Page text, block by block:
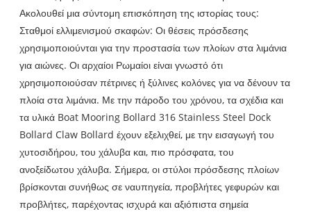
Ακολουθεί μια σύντομη επισκόπηση της ιστορίας τους:
Σταθμοί ελλιμενισμού σκαφών: Οι θέσεις πρόσδεσης
χρησιμοποιούνται για την προστασία των πλοίων στα λιμάνια
για αιώνες. Οι αρχαίοι Ρωμαίοι είναι γνωστό ότι
χρησιμοποιούσαν πέτρινες ή ξύλινες κολόνες για να δένουν τα
πλοία στα λιμάνια. Με την πάροδο του χρόνου, τα σχέδια και
τα υλικά Boat Mooring Bollard 316 Stainless Steel Dock
Bollard Claw Bollard έχουν εξελιχθεί, με την εισαγωγή του
χυτοσιδήρου, του χάλυβα και, πιο πρόσφατα, του
ανοξείδωτου χάλυβα. Σήμερα, οι στύλοι πρόσδεσης πλοίων
βρίσκονται συνήθως σε ναυπηγεία, προβλήτες γεφυρών και
προβλήτες, παρέχοντας ισχυρά και αξιόπιστα σημεία